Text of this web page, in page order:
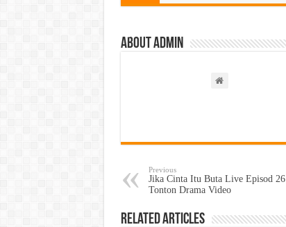
About admin
Previous
Jika Cinta Itu Buta Live Episod 26
Tonton Drama Video
Related Articles